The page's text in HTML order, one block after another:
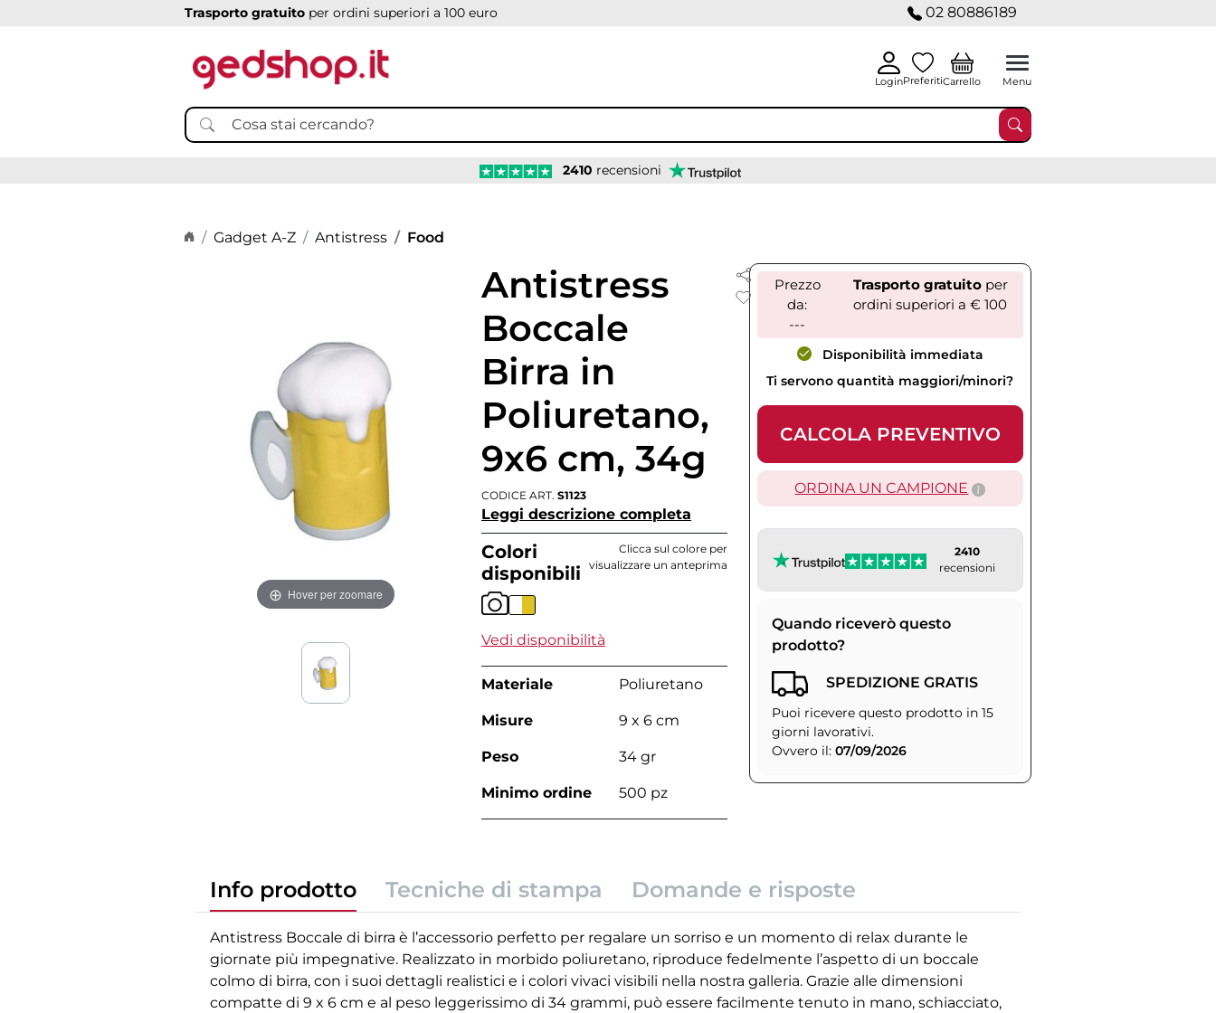
Trasporto gratuito per ordini superiori a 100 euro 02 80886189
LoginPreferitiCarrello Menu
2410 recensioni
Home page
Gadget A-Z Antistress Food
Hover per zoomare
Antistress
Boccale
Birra in
Poliuretano,
9x6 cm, 34g
CODICE ART. S1123
Leggi descrizione completa
Colori
disponibili
Clicca sul colore per
visualizzare un anteprima
Vedi disponibilità
Materiale Poliuretano
Misure 9 x 6 cm
Peso 34 gr
Minimo ordine 500 pz
Prezzo
da:
---
Trasporto gratuitoper
ordini superiori a € 100
Disponibilità immediata
Ti servono quantità maggiori/minori?
CALCOLA PREVENTIVO
ORDINA UN CAMPIONE
2410
recensioni
Quando riceverò questo
prodotto?
SPEDIZIONE GRATIS
Puoi ricevere questo prodotto in 15
giorni lavorativi.
Ovvero il: 07/09/2026
Info prodotto Tecniche di stampa Domande e risposte
Antistress Boccale di birra è l’accessorio perfetto per regalare un sorriso e un momento di relax durante le
giornate più impegnative. Realizzato in morbido poliuretano, riproduce fedelmente l’aspetto di un boccale
colmo di birra, con i suoi dettagli realistici e i colori vivaci visibili nella nostra galleria. Grazie alle dimensioni
compatte di 9 x 6 cm e al peso leggerissimo di 34 grammi, può essere facilmente tenuto in mano, schiacciato,